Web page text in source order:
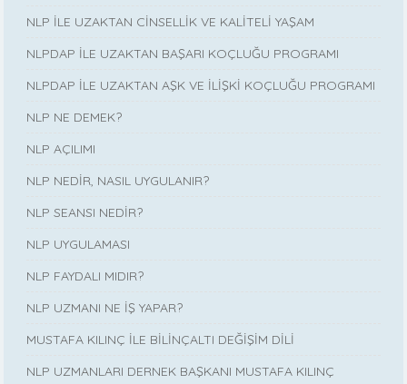
NLP İLE UZAKTAN CİNSELLİK VE KALİTELİ YAŞAM
NLPDAP İLE UZAKTAN BAŞARI KOÇLUĞU PROGRAMI
NLPDAP İLE UZAKTAN AŞK VE İLİŞKİ KOÇLUĞU PROGRAMI
NLP NE DEMEK?
NLP AÇILIMI
NLP NEDİR, NASIL UYGULANIR?
NLP SEANSI NEDİR?
NLP UYGULAMASI
NLP FAYDALI MIDIR?
NLP UZMANI NE İŞ YAPAR?
MUSTAFA KILINÇ İLE BİLİNÇALTI DEĞİŞİM DİLİ
NLP UZMANLARI DERNEK BAŞKANI MUSTAFA KILINÇ